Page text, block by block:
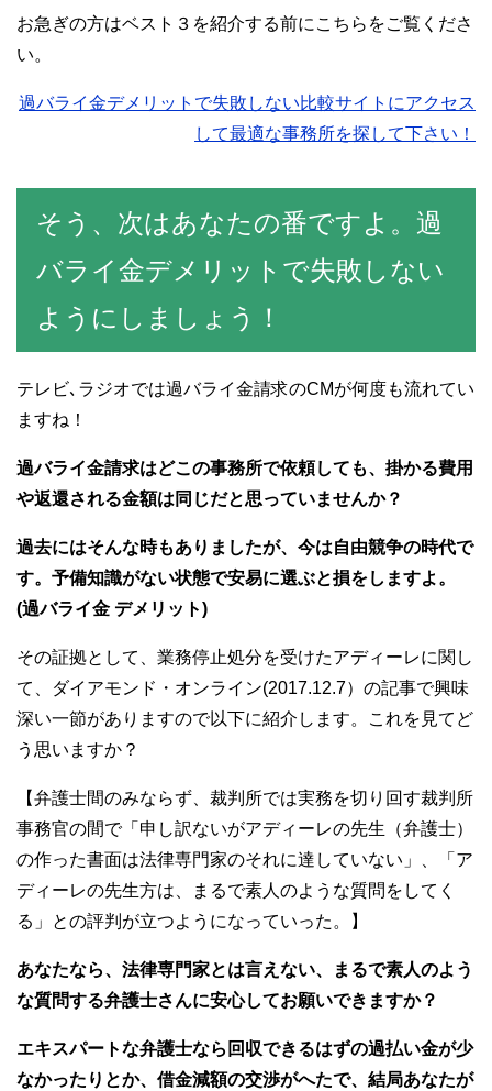
お急ぎの方はベスト３を紹介する前にこちらをご覧くださ
い。
過バライ金デメリットで失敗しない比較サイトにアクセス
して最適な事務所を探して下さい！
そう、次はあなたの番ですよ。過
バライ金デメリットで失敗しない
よ うに しましょう！
テレビ､ラジオでは過バライ金請求のCMが何度も流れてい
ますね！
過バライ金請求はどこの事務所で依頼しても、掛かる費用
や返還される金額は同じだと思っていませんか？
過去にはそんな時もありましたが、今は自由競争の時代で
す。予備知識がない状態で安易に選ぶと損をしますよ。
(過バライ金 デメリット)
その証拠として、業務停止処分を受けたアディーレに関し
て、ダイアモンド・オンライン(2017.12.7）の記事で興味
深い一節がありますので以下に紹介します。これを見てど
う思いますか？
【弁護士間のみならず、裁判所では実務を切り回す裁判所
事務官の間で「申し訳ないがアディーレの先生（弁護士）
の作った書面は法律専門家のそれに達していない」、「ア
ディーレの先生方は、まるで素人のような質問をしてく
る」との評判が立つようになっていった。】
あなたなら、法律専門家とは言えない、まるで素人のよう
な質問する弁護士さんに安心してお願いできますか？
エキスパートな弁護士なら回収できるはずの過払い金が少
なかったりとか、借金減額の交渉がへたで、結局あなたが